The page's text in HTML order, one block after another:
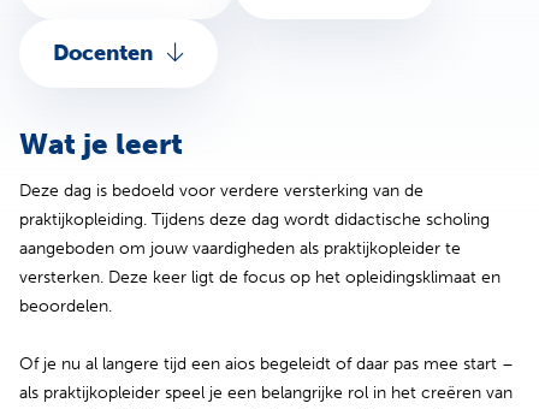
Docenten
Wat je leert
Deze dag is bedoeld voor verdere versterking van de
praktijkopleiding. Tijdens deze dag wordt didactische scholing
aangeboden om jouw vaardigheden als praktijkopleider te
versterken. Deze keer ligt de focus op het opleidingsklimaat en
beoordelen.
Of je nu al langere tijd een aios begeleidt of daar pas mee start –
als praktijkopleider speel je een belangrijke rol in het creëren van